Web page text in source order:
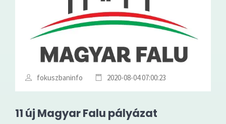
fokuszbaninfo 2020-08-04 07:00:23
11 új Magyar Falu pályázat